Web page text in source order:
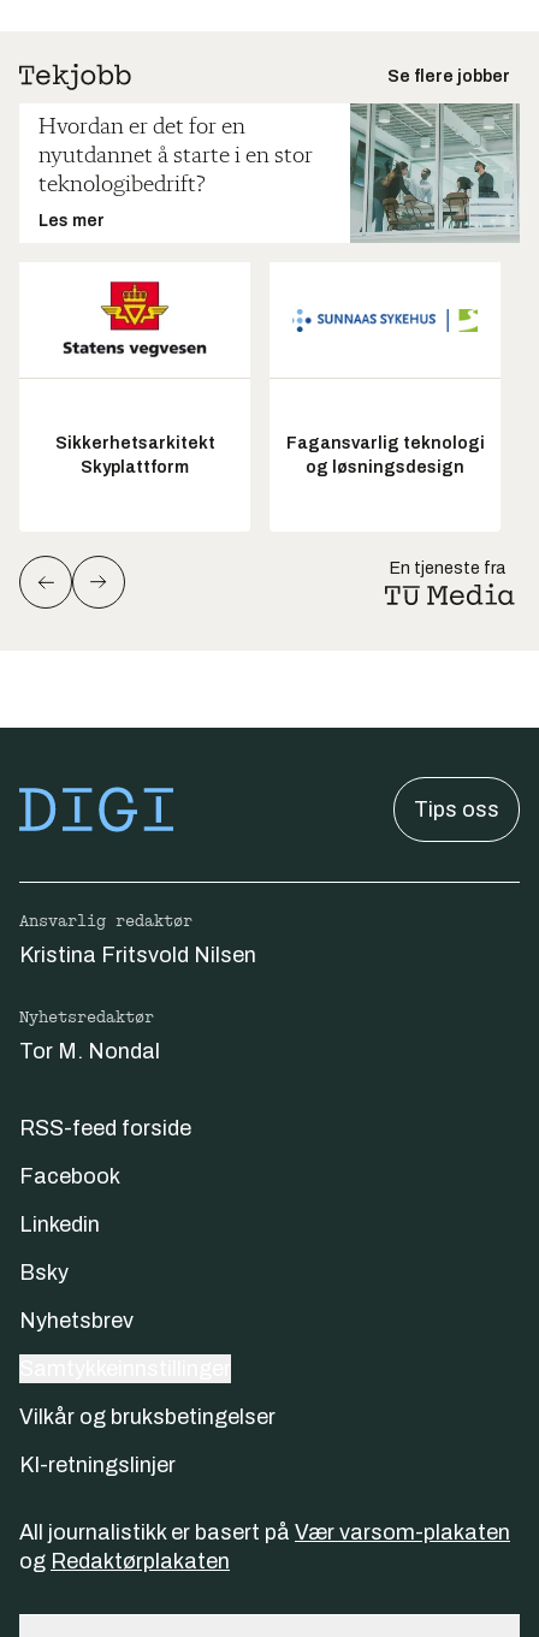
Se flere jobber
Hvordan er det for en
nyutdannet å starte i en stor
teknologibedrift?
Les mer
Sikkerhetsarkitekt
Skyplattform
Fagansvarlig teknologi
og løsningsdesign
En tjeneste fra
Tips oss
Ansvarlig redaktør
Kristina Fritsvold Nilsen
Nyhetsredaktør
Tor M. Nondal
RSS-feed forside
Facebook
Linkedin
Bsky
Nyhetsbrev
Vilkår og bruksbetingelser
KI-retningslinjer
All journalistikk er basert på Vær varsom-plakaten
og Redaktørplakaten